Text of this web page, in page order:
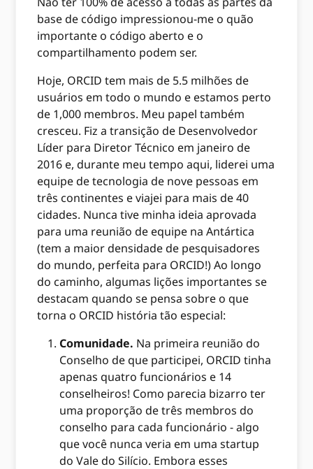
base de código impressionou-me o quão
importante o código aberto e o
compartilhamento podem ser.
Hoje, ORCID tem mais de 5.5 milhões de
usuários em todo o mundo e estamos perto
de 1,000 membros. Meu papel também
cresceu. Fiz a transição de Desenvolvedor
Líder para Diretor Técnico em janeiro de
2016 e, durante meu tempo aqui, liderei uma
equipe de tecnologia de nove pessoas em
três continentes e viajei para mais de 40
cidades. Nunca tive minha ideia aprovada
para uma reunião de equipe na Antártica
(tem a maior densidade de pesquisadores
do mundo, perfeita para ORCID!) Ao longo
do caminho, algumas lições importantes se
destacam quando se pensa sobre o que
torna o ORCID história tão especial:
Comunidade. Na primeira reunião do
Conselho de que participei, ORCID tinha
apenas quatro funcionários e 14
conselheiros! Como parecia bizarro ter
uma proporção de três membros do
conselho para cada funcionário - algo
que você nunca veria em uma startup
do Vale do Silício. Embora esses